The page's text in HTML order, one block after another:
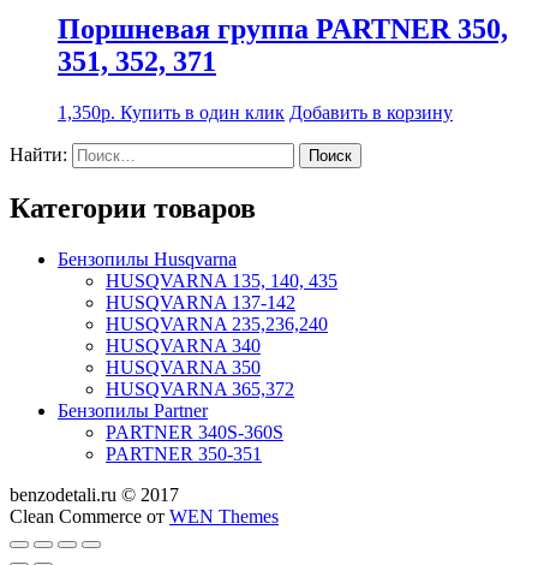
Поршневая группа PARTNER 350,
351, 352, 371
1,350р. Купить в один клик Добавить в корзину
Найти:
Категории товаров
Бензопилы Husqvarna
HUSQVARNA 135, 140, 435
HUSQVARNA 137-142
HUSQVARNA 235,236,240
HUSQVARNA 340
HUSQVARNA 350
HUSQVARNA 365,372
Бензопилы Partner
PARTNER 340S-360S
PARTNER 350-351
benzodetali.ru © 2017
Clean Commerce от WEN Themes